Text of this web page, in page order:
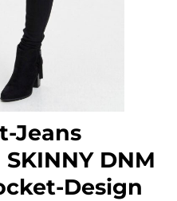
Jeans
SKINNY DNM
Design